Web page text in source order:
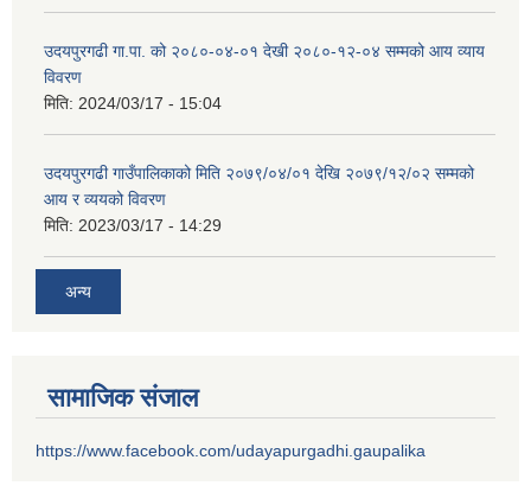
उदयपुरगढी गा.पा. को २०८०-०४-०१ देखी २०८०-१२-०४ सम्मको आय व्याय
विवरण
मिति: 2024/03/17 - 15:04
उदयपुरगढी गाउँपालिकाको मिति २०७९/०४/०१ देखि २०७९/१२/०२ सम्मको
आय र व्ययको विवरण
मिति: 2023/03/17 - 14:29
अन्य
सामाजिक संजाल
https://www.facebook.com/udayapurgadhi.gaupalika